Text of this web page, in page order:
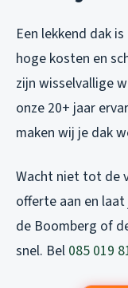
Een lekkend dak
hoge kosten en
zijn wisselvallige
onze 20+ jaar
maken wij je dak
Wacht niet tot de
offerte aan en
de Boomberg of
snel. Bel 085 019